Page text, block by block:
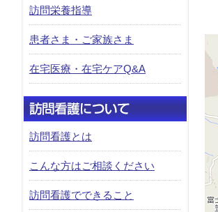
訪問栄養指導
患者さま・ご家族さま
在宅医療・在宅ケアQ&A
訪問看護とは
こんな方はご相談ください
訪問看護でできること